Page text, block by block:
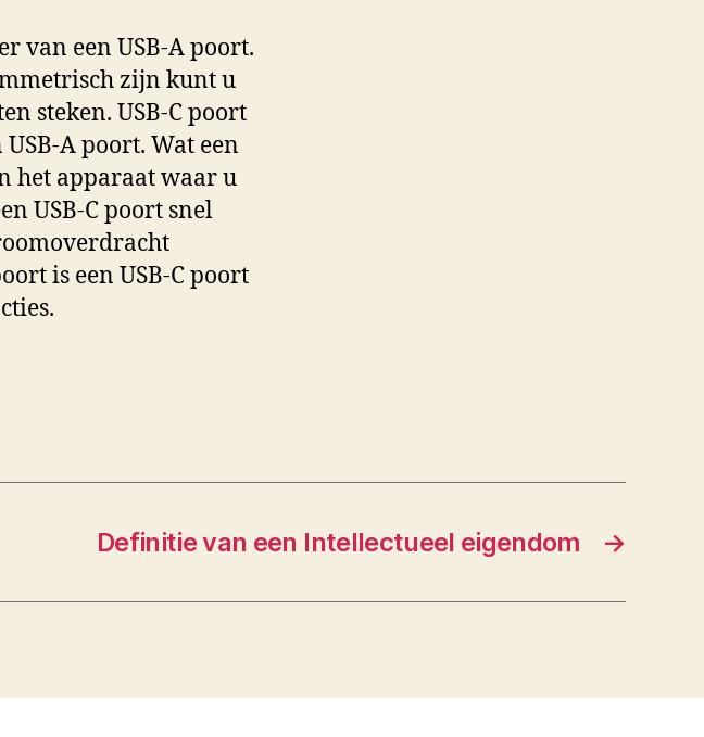
van een USB-A poort.
zijn kunt u
steken. USB-C poort
A poort. Wat een
het apparaat waar u
USB-C poort snel
is een USB-C poort
→
Definitie van een Intellectueel eigendom